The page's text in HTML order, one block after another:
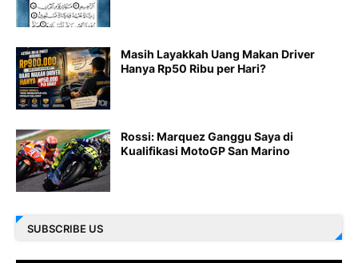
Masih Layakkah Uang Makan Driver
Hanya Rp50 Ribu per Hari?
Rossi: Marquez Ganggu Saya di
Kualifikasi MotoGP San Marino
SUBSCRIBE US